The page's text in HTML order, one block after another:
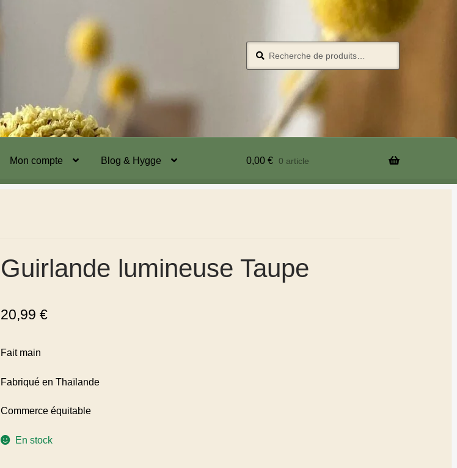
Mon compte Blog & Hygge 0,00 € 0 article
Guirlande lumineuse Taupe
20,99 €
Fait main
Fabriqué en Thaïlande
Commerce équitable
En stock